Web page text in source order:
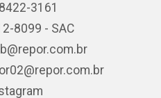
3161
8099 - SAC